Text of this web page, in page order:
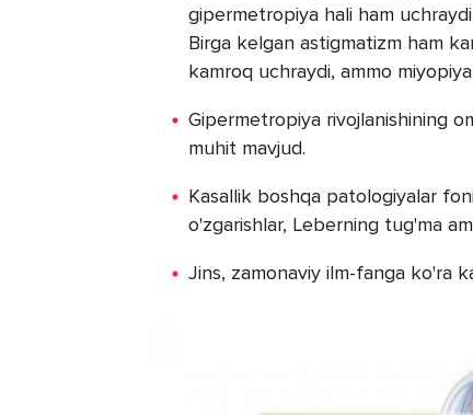
gipermetropiya hali ham
Birga kelgan astigmatizm ham
kamroq uchraydi, ammo
Gipermetropiya rivojlanishining
muhit mavjud.
Kasallik boshqa patologiyalar
o'zgarishlar, Leberning tug'ma
Jins, zamonaviy ilm-fanga ko'ra